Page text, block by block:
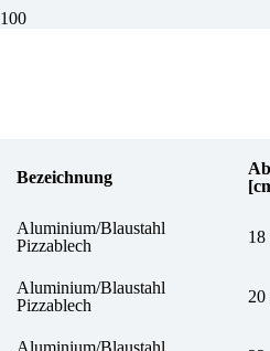
Bezeichnung
Aluminium/Blaustahl
Pizzablech
18
Aluminium/Blaustahl
Pizzablech
20
Aluminium/Blaustahl